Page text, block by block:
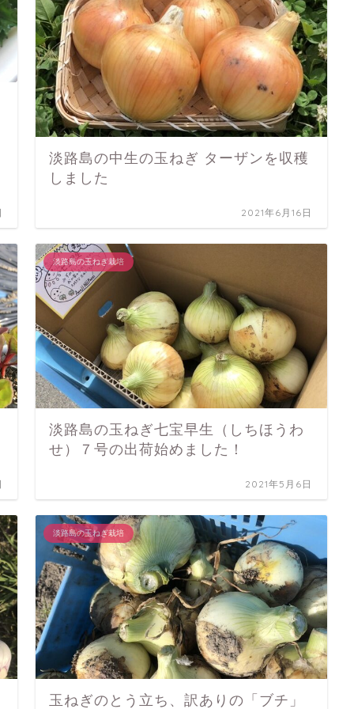
淡路島の中生の玉ねぎ ターザンを収穫
しました
2021年6月16日
淡路島の玉ねぎ栽培
淡路島の玉ねぎ七宝早生（しちほうわ
せ）７号の出荷始めました！
2021年5月6日
淡路島の玉ねぎ栽培
玉ねぎのとう立ち、訳ありの「ブチ」